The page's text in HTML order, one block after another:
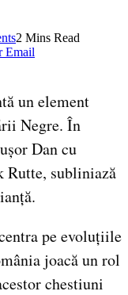
2 Mins Read
Email
un element
Negre. În
Dan cu
Rutte, subliniază
pe evoluțiile
joacă un rol
chestiuni